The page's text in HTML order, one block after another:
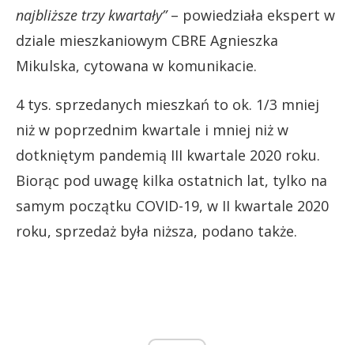
najbliższe trzy kwartały”– powiedziała ekspert w
dziale mieszkaniowym CBRE Agnieszka
Mikulska, cytowana w komunikacie.
4 tys. sprzedanych mieszkań to ok. 1/3 mniej
niż w poprzednim kwartale i mniej niż w
dotkniętym pandemią III kwartale 2020 roku.
Biorąc pod uwagę kilka ostatnich lat, tylko na
samym początku COVID-19, w II kwartale 2020
roku, sprzedaż była niższa, podano także.